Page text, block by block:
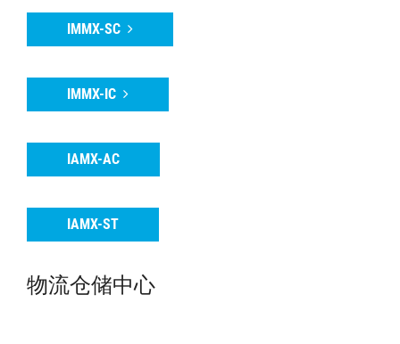
IMMX-SC
IMMX-IC
IAMX-AC
IAMX-ST
物流仓储中心